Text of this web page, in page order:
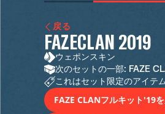
戻る
FAZECLAN 2019
ウェポンスキン
次のセットの一部: FAZE
これはセット限定のアイテ
FAZE CLANフルキット'19